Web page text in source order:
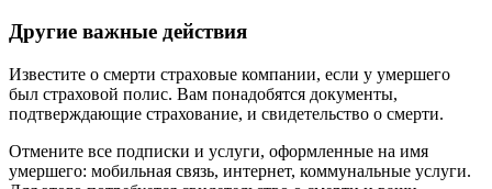
Другие важные действия
Известите о смерти страховые компании, если у умершего
был страховой полис. Вам понадобятся документы,
подтверждающие страхование, и свидетельство о смерти.
Отмените все подписки и услуги, оформленные на имя
умершего: мобильная связь, интернет, коммунальные услуги.